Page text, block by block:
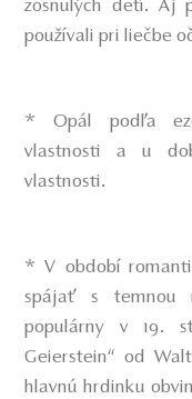
zosnulých detí. Aj
používali pri liečbe
* Opál podľa
vlastnosti a u
vlastnosti.
* V období
spájať s temnou
populárny v 19.
Geierstein“ od
hlavnú hrdinku